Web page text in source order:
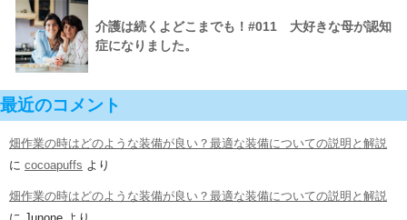
介護は続くよどこまでも！#011 大好きな母が認知
症になりました。
最近のコメント
畑作業の時はどのような装備が良い？最適な装備についての説明と解説
に cocoapuffs より
畑作業の時はどのような装備が良い？最適な装備についての説明と解説